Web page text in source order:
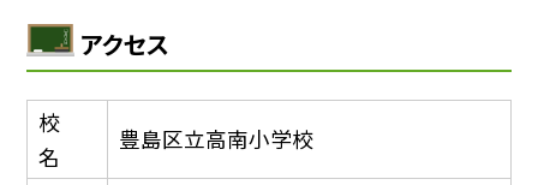
アクセス
校
名
豊島区立高南小学校